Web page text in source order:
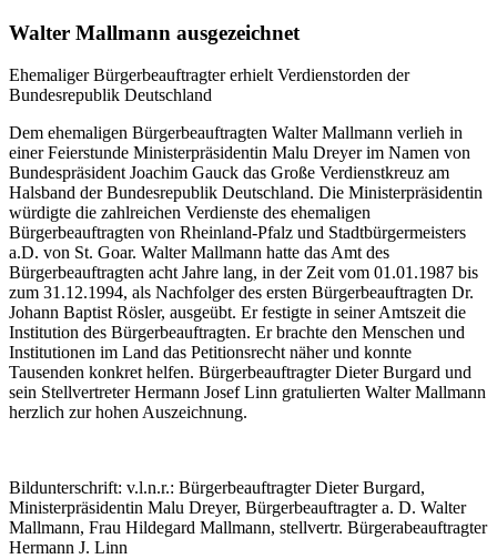
Walter Mallmann ausgezeichnet
Ehemaliger Bürgerbeauftragter erhielt Verdienstorden der
Bundesrepublik Deutschland
Dem ehemaligen Bürgerbeauftragten Walter Mallmann verlieh in
einer Feierstunde Ministerpräsidentin Malu Dreyer im Namen von
Bundespräsident Joachim Gauck das Große Verdienstkreuz am
Halsband der Bundesrepublik Deutschland. Die Ministerpräsidentin
würdigte die zahlreichen Verdienste des ehemaligen
Bürgerbeauftragten von Rheinland-Pfalz und Stadtbürgermeisters
a.D. von St. Goar. Walter Mallmann hatte das Amt des
Bürgerbeauftragten acht Jahre lang, in der Zeit vom 01.01.1987 bis
zum 31.12.1994, als Nachfolger des ersten Bürgerbeauftragten Dr.
Johann Baptist Rösler, ausgeübt. Er festigte in seiner Amtszeit die
Institution des Bürgerbeauftragten. Er brachte den Menschen und
Institutionen im Land das Petitionsrecht näher und konnte
Tausenden konkret helfen. Bürgerbeauftragter Dieter Burgard und
sein Stellvertreter Hermann Josef Linn gratulierten Walter Mallmann
herzlich zur hohen Auszeichnung.
Bildunterschrift: v.l.n.r.: Bürgerbeauftragter Dieter Burgard,
Ministerpräsidentin Malu Dreyer, Bürgerbeauftragter a. D. Walter
Mallmann, Frau Hildegard Mallmann, stellvertr. Bürgerabeauftragter
Hermann J. Linn